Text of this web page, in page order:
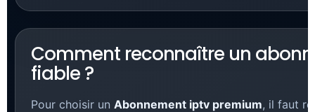
Comment reconnaître un
fiable ?
Pour choisir un Abonnement iptv premium, il faut